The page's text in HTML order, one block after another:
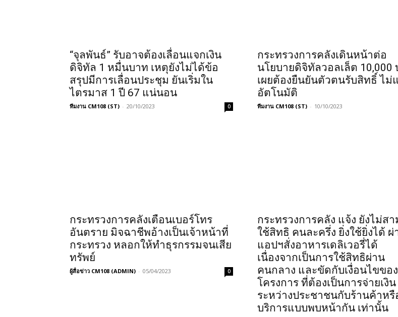
“จุลพันธ์” รับอาจต้องเลื่อนแจกเงิน
ดิจิทัล 1 หมื่นบาท เหตุยังไม่ได้ข้อ
สรุปมีการเลื่อนประชุม ยันเริ่มใน
ไตรมาส 1 ปี 67 แน่นอน
ทีมงาน CM108 (ST) - 20/10/2023 0
กระทรวงการคลังเดินหน้าต่อ
นโยบายดิจิทัลวอลเล็ต 10,000
เผยต้องยืนยันตัวตนรับสิทธิ์ ไม่
อัตโนมัติ
ทีมงาน CM108 (ST) - 10/10/2023
กระทรวงการคลังเตือนเบอร์โทร
อันตราย มิจฉาชีพอ้างเป็นเจ้าหน้าที่
กระทรวง หลอกให้ทำธุรกรรมจนเสีย
ทรัพย์
ผู้สื่อข่าว CM108 (ADMIN) - 05/04/2023 0
กระทรวงการคลัง แจ้ง ยังไม่ส
ใช้สิทธิ คนละครึ่ง ยิ่งใช้ยิ่งได้ ผ่
แอปฯสั่งอาหารเดลิเวอรี่ได้
เนื่องจากเป็นการใช้สิทธิผ่าน
คนกลาง และขัดกับเงื่อนไขของ
โครงการ ที่ต้องเป็นการจ่ายเงิน
ระหว่างประชาชนกับร้านค้าหรื
บริการแบบพบหน้ากัน เท่านั้น